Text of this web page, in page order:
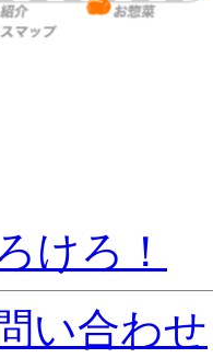
けろ！
い合わせ